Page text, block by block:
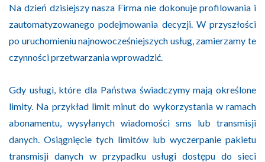
Na dzień dzisiejszy nasza Firma nie dokonuje profilowania i
zautomatyzowanego podejmowania decyzji. W przyszłości
po uruchomieniu najnowocześniejszych usług, zamierzamy te
czynności przetwarzania wprowadzić.
Gdy usługi, które dla Państwa świadczymy mają określone
limity. Na przykład limit minut do wykorzystania w ramach
abonamentu, wysyłanych wiadomości sms lub transmisji
danych. Osiągnięcie tych limitów lub wyczerpanie pakietu
transmisji danych w przypadku usługi dostępu do sieci